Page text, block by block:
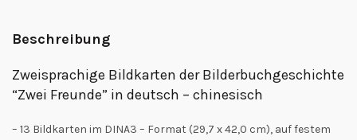
Beschreibung
Zweisprachige Bildkarten der Bilderbuchgeschichte
“Zwei Freunde” in deutsch – chinesisch
– 13 Bildkarten im DINA3 – Format (29,7 x 42,0 cm), auf festem